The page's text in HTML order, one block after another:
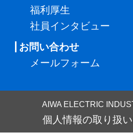
福利厚生
社員インタビュー
お問い合わせ
メールフォーム
AIWA ELECTRIC
個人情報の取り扱